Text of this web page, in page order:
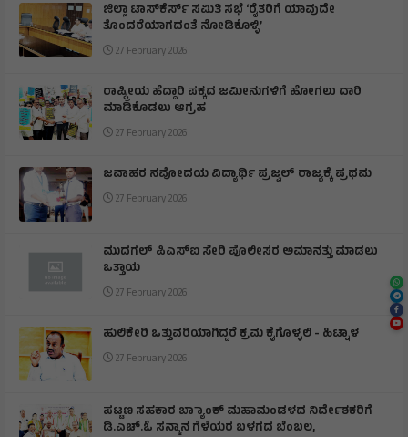
ಜಿಲ್ಲಾ ಟಾಸ್‌‌ಕೆರ್ಸ್ ಸಮಿತಿ ಸಭೆ ‘ರೈತರಿಗೆ ಯಾವುದೇ
ತೊಂದರೆಯಾಗದಂತೆ ನೋಡಿಕೊಳ್ಳಿ’
27 February 2026
ರಾಷ್ಟ್ರೀಯ ಹೆದ್ದಾರಿ ಪಕ್ಕದ ಜಮೀನುಗಳಿಗೆ ಹೋಗಲು ದಾರಿ
ಮಾಡಿಕೊಡಲು ಆಗ್ರಹ
27 February 2026
ಜವಾಹರ ನವೋದಯ ವಿದ್ಯಾರ್ಥಿ ಪ್ರಜ್ವಲ್ ರಾಜ್ಯಕ್ಕೆ ಪ್ರಥಮ
27 February 2026
ಮುದಗಲ್ ಪಿಎಸ್‌ಐ ಸೇರಿ ಪೊಲೀಸರ ಅಮಾನತ್ತು ಮಾಡಲು
ಒತ್ತಾಯ
27 February 2026
ಹುಲಿಕೇರಿ ಒತ್ತುವರಿಯಾಗಿದ್ದರೆ ಕ್ರಮ ಕೈಗೊಳ್ಳಲಿ - ಹಿಟ್ನಾಳ
27 February 2026
ಪಟ್ಟಣ ಸಹಕಾರ ಬ್ಯಾಾಂಕ್ ಮಹಾಮಂಡಳದ ನಿರ್ದೇಶಕರಿಗೆ
ಡಿ.ಎಚ್.ಓ ಸನ್ಮಾನ ಗೆಳೆಯರ ಬಳಗದ ಬೆಂಬಲ,